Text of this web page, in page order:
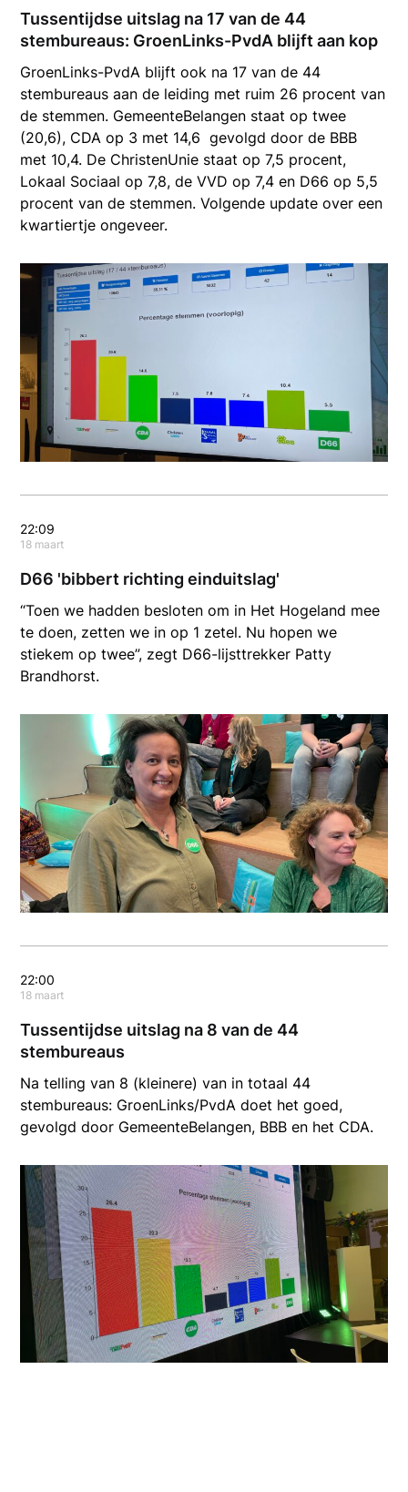
Tussentijdse uitslag na 17 van de 44
stembureaus: GroenLinks-PvdA blijft aan kop
GroenLinks-PvdA blijft ook na 17 van de 44
stembureaus aan de leiding met ruim 26 procent van
de stemmen. GemeenteBelangen staat op twee
(20,6), CDA op 3 met 14,6 gevolgd door de BBB
met 10,4. De ChristenUnie staat op 7,5 procent,
Lokaal Sociaal op 7,8, de VVD op 7,4 en D66 op 5,5
procent van de stemmen. Volgende update over een
kwartiertje ongeveer.
22:09
18 maart
D66 'bibbert richting einduitslag'
“Toen we hadden besloten om in Het Hogeland mee
te doen, zetten we in op 1 zetel. Nu hopen we
stiekem op twee”, zegt D66-lijsttrekker Patty
Brandhorst.
22:00
18 maart
Tussentijdse uitslag na 8 van de 44
stembureaus
Na telling van 8 (kleinere) van in totaal 44
stembureaus: GroenLinks/PvdA doet het goed,
gevolgd door GemeenteBelangen, BBB en het CDA.